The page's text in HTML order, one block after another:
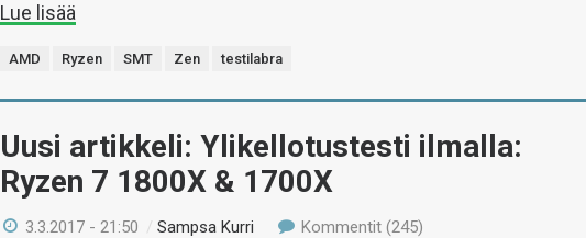
Lue lisää
AMD Ryzen SMT Zen testilabra
Uusi artikkeli: Ylikellotustesti ilmalla:
Ryzen 7 1800X & 1700X
3.3.2017 - 21:50 /Sampsa Kurri Kommentit (245)